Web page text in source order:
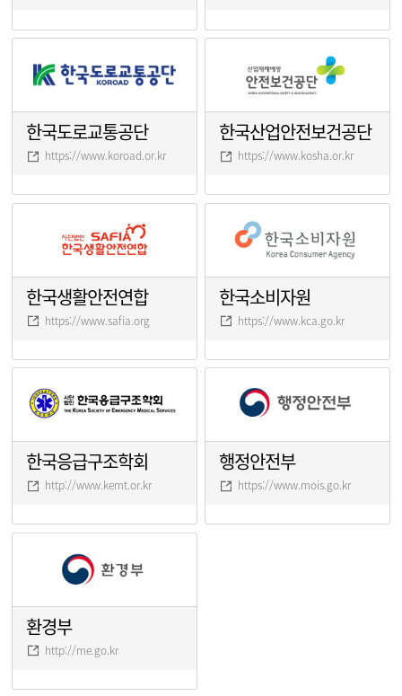
한국도로교통공단
https://www.koroad.or.kr
한국산업안전보건공단
https://www.kosha.or.kr
한국생활안전연합
https://www.safia.org
한국소비자원
https://www.kca.go.kr
한국응급구조학회
http://www.kemt.or.kr
행정안전부
https://www.mois.go.kr
환경부
http://me.go.kr